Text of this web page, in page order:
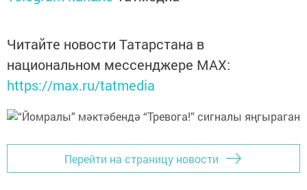
Читайте новости Татарстана в
национальном мессенджере MАХ:
https://max.ru/tatmedia
Перейти на страницу новости